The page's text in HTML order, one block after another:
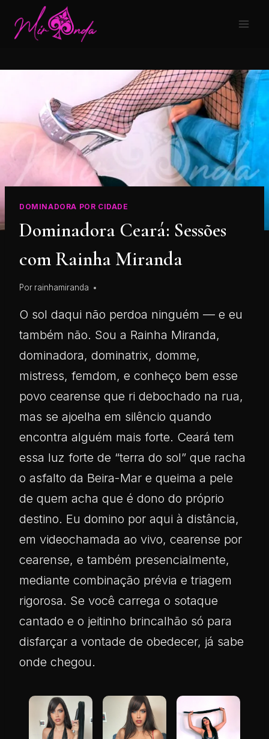
DOMINADORA POR CIDADE
Dominadora Ceará: Sessões
com Rainha Miranda
Por rainhamiranda
O sol daqui não perdoa ninguém — e eu
também não. Sou a Rainha Miranda,
dominadora, dominatrix, domme,
mistress, femdom, e conheço bem esse
povo cearense que ri debochado na rua,
mas se ajoelha em silêncio quando
encontra alguém mais forte. Ceará tem
essa luz forte de “terra do sol” que racha
o asfalto da Beira-Mar e queima a pele
de quem acha que é dono do próprio
destino. Eu domino por aqui à distância,
em videochamada ao vivo, cearense por
cearense, e também presencialmente,
mediante combinação prévia e triagem
rigorosa. Se você carrega o sotaque
cantado e o jeitinho brincalhão só para
disfarçar a vontade de obedecer, já sabe
onde chegou.